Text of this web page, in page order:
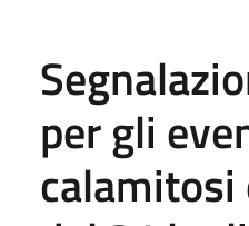
per gli
calamitosi